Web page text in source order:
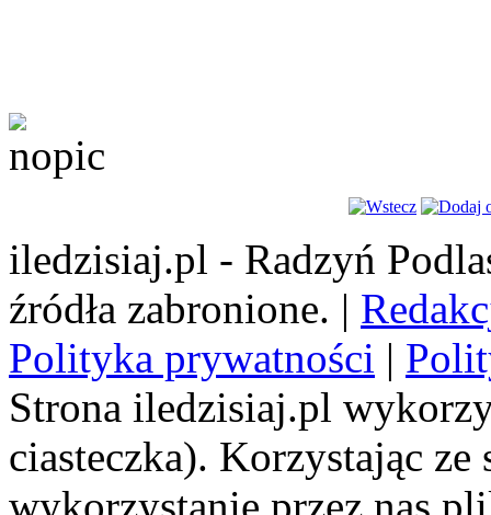
iledzisiaj.pl - Radzyń
źródła zabronione. |
Polityka prywatności |
Strona iledzisiaj.pl
ciasteczka). Korzystając
wykorzystanie przez nas